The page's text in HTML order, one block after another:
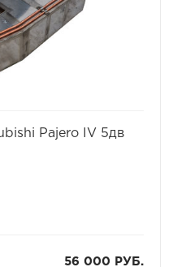
Pajero IV 5дв
56 000 РУБ.